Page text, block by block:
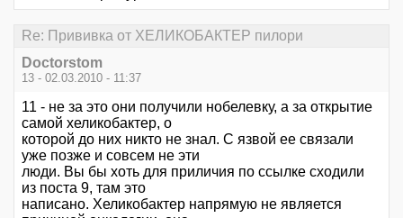
Re: Прививка от ХЕЛИКОБАКТЕР пилори
Doctorstom
13 - 02.03.2010 - 11:37
11 - не за это они получили нобелевку, а за открытие
самой хеликобактер, о
которой до них никто не знал. С язвой ее связали
уже позже и совсем не эти
люди. Вы бы хоть для приличия по ссылке сходили
из поста 9, там это
написано. Хеликобактер напрямую не является